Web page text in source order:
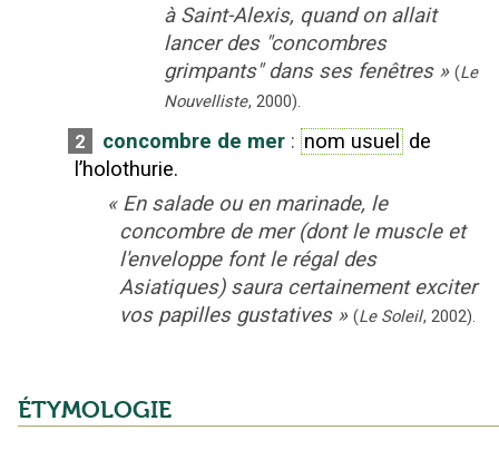
à Saint-Alexis, quand on allait
lancer des "concombres
grimpants" dans ses fenêtres » (Le
Nouvelliste, 2000).
2 concombre de mer : nom usuel
de
l’holothurie.
« En salade ou en marinade, le
concombre de mer (dont le muscle et
l'enveloppe font le régal des
Asiatiques) saura certainement exciter
vos papilles gustatives » (Le Soleil, 2002).
ÉTYMOLOGIE